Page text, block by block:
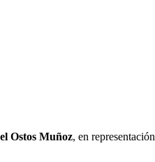
Ostos Muñoz, en representación